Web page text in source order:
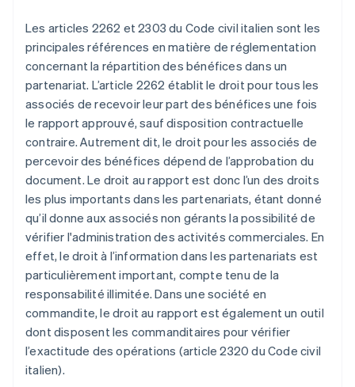
Les articles 2262 et 2303 du Code civil italien sont les
principales références en matière de réglementation
concernant la répartition des bénéfices dans un
partenariat. L’article 2262 établit le droit pour tous les
associés de recevoir leur part des bénéfices une fois
le rapport approuvé, sauf disposition contractuelle
contraire. Autrement dit, le droit pour les associés de
percevoir des bénéfices dépend de l’approbation du
document. Le droit au rapport est donc l’un des droits
les plus importants dans les partenariats, étant donné
qu’il donne aux associés non gérants la possibilité de
vérifier l'administration des activités commerciales. En
effet, le droit à l’information dans les partenariats est
particulièrement important, compte tenu de la
responsabilité illimitée. Dans une société en
commandite, le droit au rapport est également un outil
dont disposent les commanditaires pour vérifier
l’exactitude des opérations (article 2320 du Code civil
italien).